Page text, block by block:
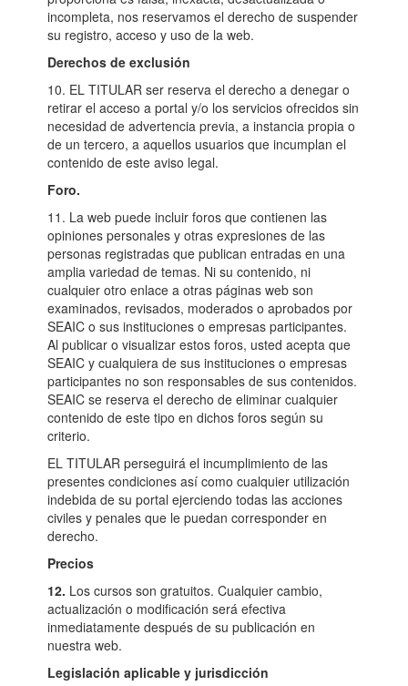
incompleta, nos reservamos el derecho de suspender
su registro, acceso y uso de la web.
Derechos de exclusión
10. EL TITULAR ser reserva el derecho a denegar o
retirar el acceso a portal y/o los servicios ofrecidos sin
necesidad de advertencia previa, a instancia propia o
de un tercero, a aquellos usuarios que incumplan el
contenido de este aviso legal.
Foro.
11. La web puede incluir foros que contienen las
opiniones personales y otras expresiones de las
personas registradas que publican entradas en una
amplia variedad de temas. Ni su contenido, ni
cualquier otro enlace a otras páginas web son
examinados, revisados, moderados o aprobados por
SEAIC o sus instituciones o empresas participantes.
Al publicar o visualizar estos foros, usted acepta que
SEAIC y cualquiera de sus instituciones o empresas
participantes no son responsables de sus contenidos.
SEAIC se reserva el derecho de eliminar cualquier
contenido de este tipo en dichos foros según su
criterio.
EL TITULAR perseguirá el incumplimiento de las
presentes condiciones así como cualquier utilización
indebida de su portal ejerciendo todas las acciones
civiles y penales que le puedan corresponder en
derecho.
Precios
12. Los cursos son gratuitos. Cualquier cambio,
actualización o modificación será efectiva
inmediatamente después de su publicación en
nuestra web.
Legislación aplicable y jurisdicción